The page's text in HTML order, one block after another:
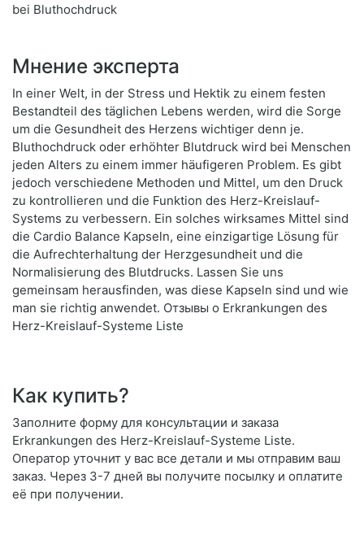
bei Bluthochdruck
Мнение эксперта
In einer Welt, in der Stress und Hektik zu einem festen
Bestandteil des täglichen Lebens werden, wird die Sorge
um die Gesundheit des Herzens wichtiger denn je.
Bluthochdruck oder erhöhter Blutdruck wird bei Menschen
jeden Alters zu einem immer häufigeren Problem. Es gibt
jedoch verschiedene Methoden und Mittel, um den Druck
zu kontrollieren und die Funktion des Herz-Kreislauf-
Systems zu verbessern. Ein solches wirksames Mittel sind
die Cardio Balance Kapseln, eine einzigartige Lösung für
die Aufrechterhaltung der Herzgesundheit und die
Normalisierung des Blutdrucks. Lassen Sie uns
gemeinsam herausfinden, was diese Kapseln sind und wie
man sie richtig anwendet. Отзывы о Erkrankungen des
Herz-Kreislauf-Systeme Liste
Как купить?
Заполните форму для консультации и заказа
Erkrankungen des Herz-Kreislauf-Systeme Liste.
Оператор уточнит у вас все детали и мы отправим ваш
заказ. Через 3-7 дней вы получите посылку и оплатите
её при получении.